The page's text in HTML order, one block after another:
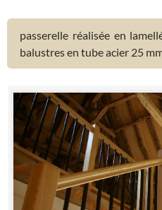
passerelle réalisée en
balustres en tube acier 25